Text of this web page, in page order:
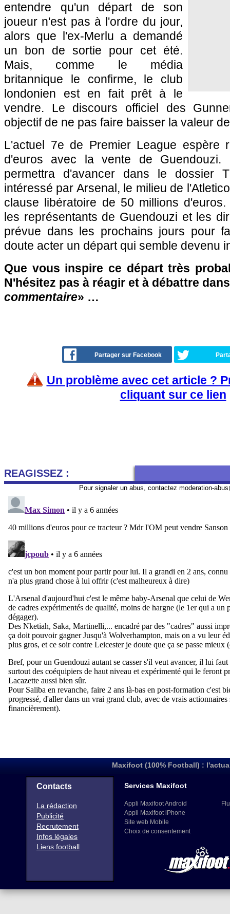
entendre qu'un départ de son
joueur n'est pas à l'ordre du jour,
alors que l'ex-Merlu a demandé
un bon de sortie pour cet été.
Mais, comme le média
britannique le confirme, le club
londonien est en fait prêt à le
vendre. Le discours officiel des
objectif de ne pas faire baisser la valeur
L'actuel 7e de Premier League espère
d'euros avec la vente de
permettra d'avancer dans le dossier
intéressé par Arsenal, le milieu de
clause libératoire de 50 millions
les représentants de Guendouzi et les
prévue dans les prochains jours pour
doute acter un départ qui semble devenu
Que vous inspire ce départ très
N'hésitez pas à réagir et à débattre
commentaire» …
Partager sur Facebook
Un problème avec cet article ?
cliquant sur ce lien
REAGISSEZ :
Pour signaler un abus, contactez moderation-
Maxifoot (100% Football) :
Contacts
La rédaction
Publicité
Recrutement
Infos légales
Liens football
Services Maxifoot
Appli Maxifoot Android
Appli Maxifoot iPhone
Site web Mobile
Choix de consentement